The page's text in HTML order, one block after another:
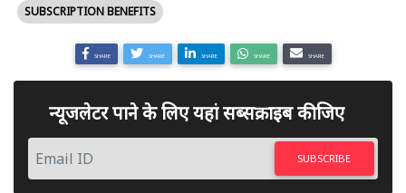
SUBSCRIPTION BENEFITS
SHARE SHARE SHARE SHARE SHARE
न्यूजलेटर पाने के लिए यहां सब्सक्राइब कीजिए
SUBSCRIBE